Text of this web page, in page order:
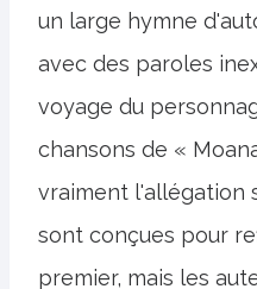
un large hymne
avec des paroles
voyage du
chansons de «
vraiment l'allégation
sont conçues pour
premier, mais les